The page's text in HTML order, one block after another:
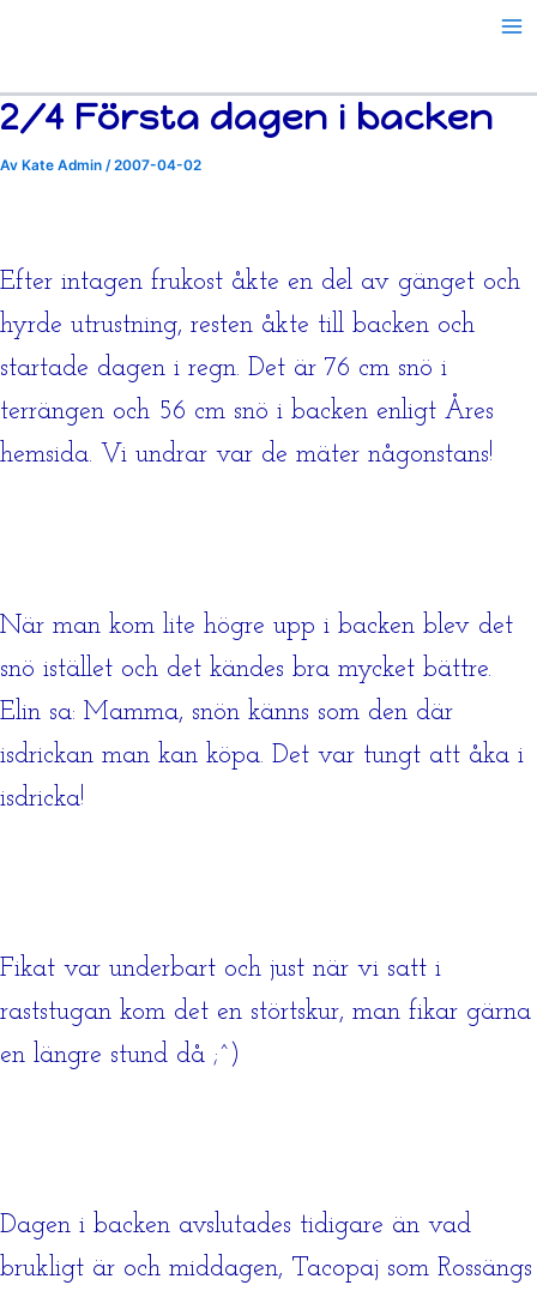
2/4 Första dagen i backen
Av Kate Admin /2007-04-02
Efter intagen frukost åkte en del av gänget och
hyrde utrustning, resten åkte till backen och
startade dagen i regn. Det är 76 cm snö i
terrängen och 56 cm snö i backen enligt Åres
hemsida. Vi undrar var de mäter någonstans!
När man kom lite högre upp i backen blev det
snö istället och det kändes bra mycket bättre.
Elin sa: Mamma, snön känns som den där
isdrickan man kan köpa. Det var tungt att åka i
isdricka!
Fikat var underbart och just när vi satt i
raststugan kom det en störtskur, man fikar gärna
en längre stund då ;^)
Dagen i backen avslutades tidigare än vad
brukligt är och middagen, Tacopaj som Rossängs